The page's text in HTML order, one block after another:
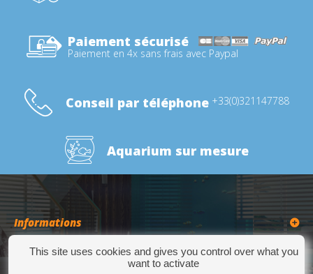
Paiement sécurisé
Paiement en 4x sans frais avec Paypal
Conseil par téléphone +33(0)321147788
Aquarium sur mesure
Informations
Catégories
This site uses cookies and gives you control over what you
want to activate